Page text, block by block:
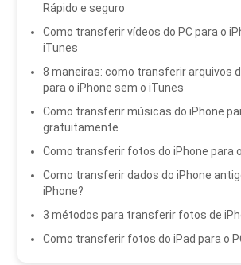
Rápido e seguro
Como transferir vídeos do PC para o
iTunes
8 maneiras: como transferir arquivos
para o iPhone sem o iTunes
Como transferir músicas do iPhone
gratuitamente
Como transferir fotos do iPhone para
Como transferir dados do iPhone
iPhone?
3 métodos para transferir fotos de
Como transferir fotos do iPad para o